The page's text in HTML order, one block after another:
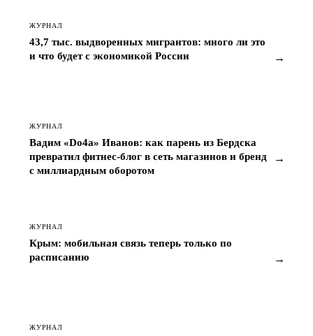
ЖУРНАЛ
43,7 тыс. выдворенных мигрантов: много ли это
и что будет с экономикой России
→
ЖУРНАЛ
Вадим «Do4a» Иванов: как парень из Бердска
превратил фитнес-блог в сеть магазинов и бренд
с миллиардным оборотом
→
ЖУРНАЛ
Крым: мобильная связь теперь только по
расписанию
→
ЖУРНАЛ